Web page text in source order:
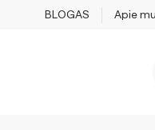
BLOGAS Apie